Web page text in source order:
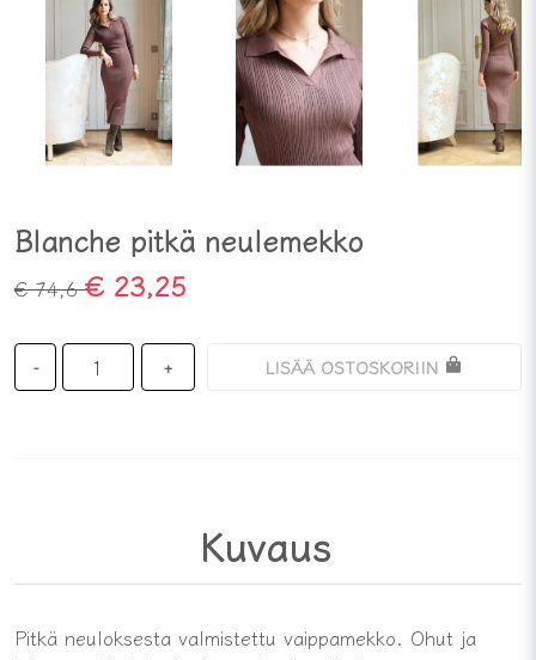
Blanche pitkä neulemekko
€ 74,6€ 23,25
- + LISÄÄ OSTOSKORIIN
Kuvaus
Pitkä neuloksesta valmistettu vaippamekko. Ohut ja